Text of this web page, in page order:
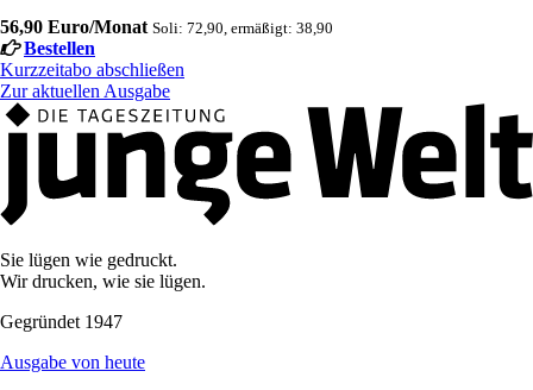
56,90 Euro/Monat Soli: 72,90, ermäßigt: 38,90
Bestellen
Kurzzeitabo abschließen
Zur aktuellen Ausgabe
Sie lügen wie gedruckt.
Wir drucken, wie sie lügen.
Gegründet 1947
Ausgabe von heute